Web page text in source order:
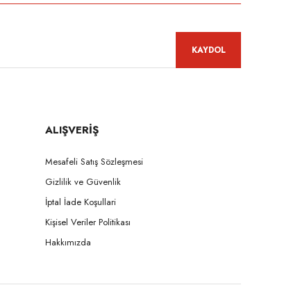
KAYDOL
ALIŞVERİŞ
Mesafeli Satış Sözleşmesi
Gizlilik ve Güvenlik
İptal İade Koşullari
Kişisel Veriler Politikası
Hakkımızda